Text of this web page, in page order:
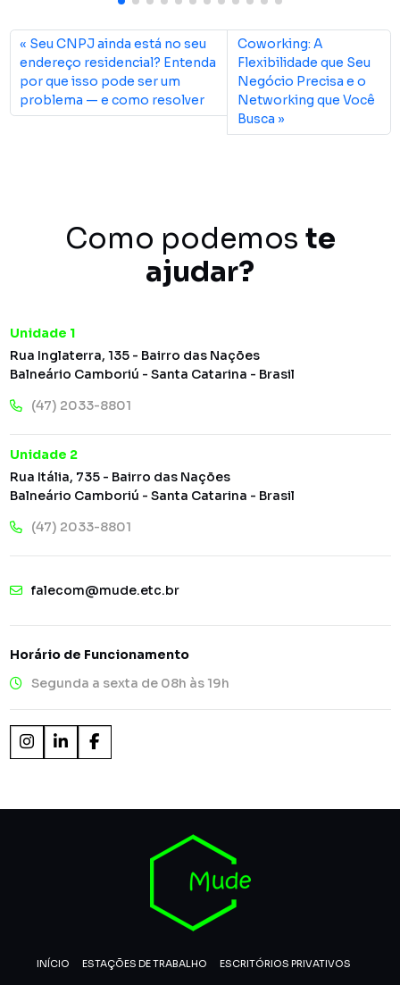
Seu CNPJ ainda está no seu
endereço residencial? Entenda
por que isso pode ser um
problema — e como resolver
Coworking: A
Flexibilidade que Seu
Negócio Precisa e o
Networking que Você
Busca
Como podemos te
ajudar?
Unidade 1
Rua Inglaterra, 135 - Bairro das Nações
Balneário Camboriú - Santa Catarina - Brasil
(47) 2033-8801
Unidade 2
Rua Itália, 735 - Bairro das Nações
Balneário Camboriú - Santa Catarina - Brasil
(47) 2033-8801
falecom@mude.etc.br
Horário de Funcionamento
Segunda a sexta de 08h às 19h
INÍCIO ESTAÇÕES DE TRABALHO ESCRITÓRIOS PRIVATIVOS